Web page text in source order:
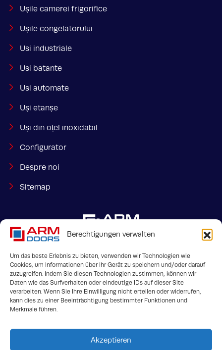
Berechtigungen verwalten
Um das beste Erlebnis zu bieten, verwenden wir Technologien wie
Cookies, um Informationen über Ihr Gerät zu speichern und/oder darauf
zuzugreifen. Indem Sie diesen Technologien zustimmen, können wir
Daten wie das Surfverhalten oder eindeutige IDs auf dieser Site
verarbeiten. Wenn Sie Ihre Einwilligung nicht erteilen oder widerrufen,
kann dies zu einer Beeinträchtigung bestimmter Funktionen und
Merkmale führen.
Akzeptieren
Ușile camerei frigorifice
Ușile congelatorului
Usi industriale
Usi batante
Usi automate
Uși etanșe
Uși din oțel inoxidabil
Configurator
Despre noi
Sitemap
Bahnhofstraße 35
Steinfurt, 48565
info@armdoors.de